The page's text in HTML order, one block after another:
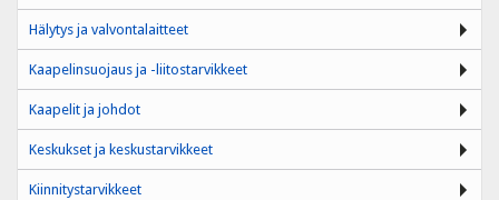
Hälytys ja valvontalaitteet
Kaapelinsuojaus ja -liitostarvikkeet
Kaapelit ja johdot
Keskukset ja keskustarvikkeet
Kiinnitystarvikkeet